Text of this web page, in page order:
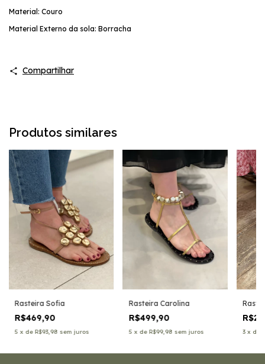
Material: Couro
Material Externo da sola: Borracha
Compartilhar
Produtos similares
Rasteira Sofia
R$469,90
5 x de R$93,98 sem juros
Rasteira Carolina
R$499,90
5 x de R$99,98 sem juros 3 x de